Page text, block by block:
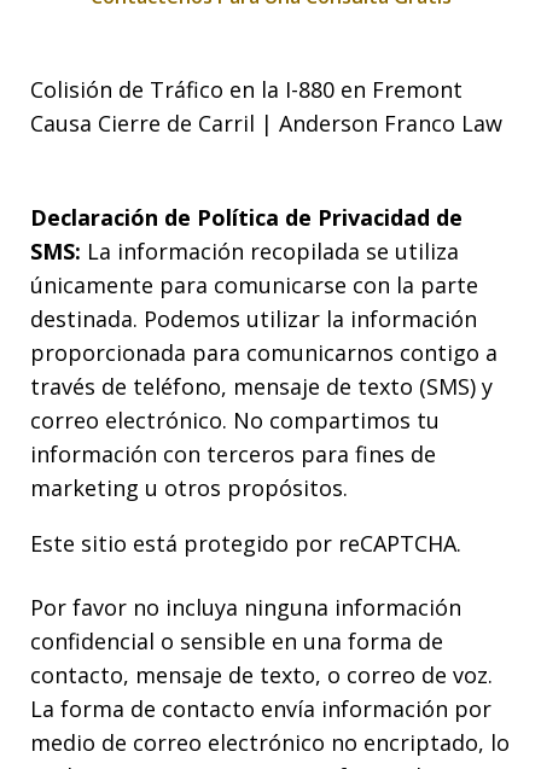
Colisión de Tráfico en la I-880 en Fremont
Causa Cierre de Carril | Anderson Franco Law
Declaración de Política de Privacidad de
SMS: La información recopilada se utiliza
únicamente para comunicarse con la parte
destinada. Podemos utilizar la información
proporcionada para comunicarnos contigo a
través de teléfono, mensaje de texto (SMS) y
correo electrónico. No compartimos tu
información con terceros para fines de
marketing u otros propósitos.
Este sitio está protegido por reCAPTCHA.
Por favor no incluya ninguna información
confidencial o sensible en una forma de
contacto, mensaje de texto, o correo de voz.
La forma de contacto envía información por
medio de correo electrónico no encriptado, lo